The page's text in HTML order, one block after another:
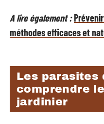
A lire également :
méthodes efficaces et
Les parasites
comprendre
jardinier